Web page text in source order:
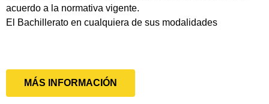
acuerdo a la normativa vigente.
El Bachillerato en cualquiera de sus modalidades
MÁS INFORMACIÓN